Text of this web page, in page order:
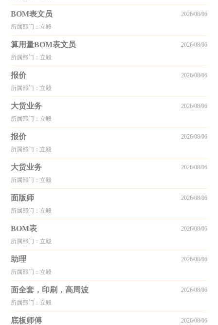
BOM表文员
所属部门：立毅
2026/08/06
算用量BOM表文员
所属部门：立毅
2026/08/06
报价
所属部门：立毅
2026/08/06
大货业务
所属部门：立毅
2026/08/06
报价
所属部门：立毅
2026/08/06
大货业务
所属部门：立毅
2026/08/06
面版师
所属部门：立毅
2026/08/06
BOM表
所属部门：立毅
2026/08/06
助理
所属部门：立毅
2026/08/06
面全套，印刷，高周波
所属部门：立毅
2026/08/06
底板师傅 2026/08/06